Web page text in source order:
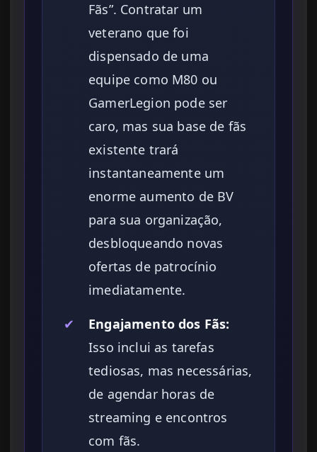
Fãs”. Contratar um
veterano que foi
dispensado de uma
equipe como M80 ou
GamerLegion pode ser
caro, mas sua base de fãs
existente trará
instantaneamente um
enorme aumento de BV
para sua organização,
desbloqueando novas
ofertas de patrocínio
imediatamente.
✔
Engajamento dos Fãs:
Isso inclui as tarefas
tediosas, mas necessárias,
de agendar horas de
streaming e encontros
com fãs.